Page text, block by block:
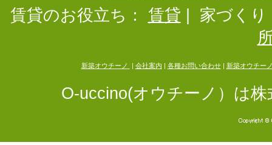
賃貸のお役立ち：
賃貸
家づくり
新築オウチーノ 会社案内 各種お問い合わせ| 新築オウチー
O-uccino(オウチーノ）は